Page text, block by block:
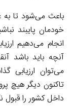
باعث می‌شود تا به
خودمان پایبند
انجام می‌دهیم
آنچه باید باشد
تاکنون دیگر هیچ
داخل کشور را قبول